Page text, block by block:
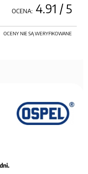
OCENA: 4.91 / 5
OCENY NIE SĄ WERYFIKOWANE